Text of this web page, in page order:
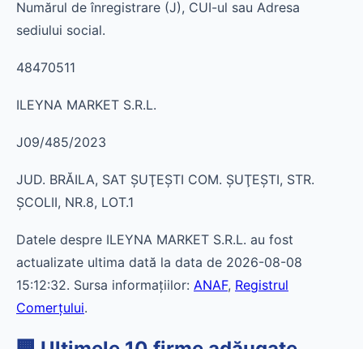
Numărul de înregistrare (J), CUI-ul sau Adresa
sediului social.
48470511
ILEYNA MARKET S.R.L.
J09/485/2023
JUD. BRĂILA, SAT ŞUŢEŞTI COM. ŞUŢEŞTI, STR.
ŞCOLII, NR.8, LOT.1
Datele despre ILEYNA MARKET S.R.L. au fost
actualizate ultima dată la data de 2026-08-08
15:12:32. Sursa informațiilor: ANAF, Registrul
Comerțului.